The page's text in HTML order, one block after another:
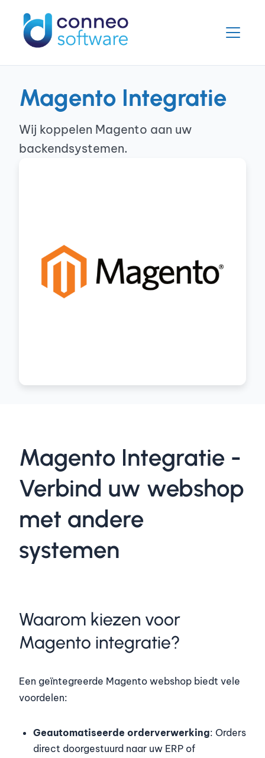
Magento Integratie
Wij koppelen Magento aan uw
backendsystemen.
Magento Integratie -
Verbind uw webshop
met andere
systemen
Waarom kiezen voor
Magento integratie?
Een geïntegreerde Magento webshop biedt vele
voordelen:
Geautomatiseerde orderverwerking: Orders
direct doorgestuurd naar uw ERP of